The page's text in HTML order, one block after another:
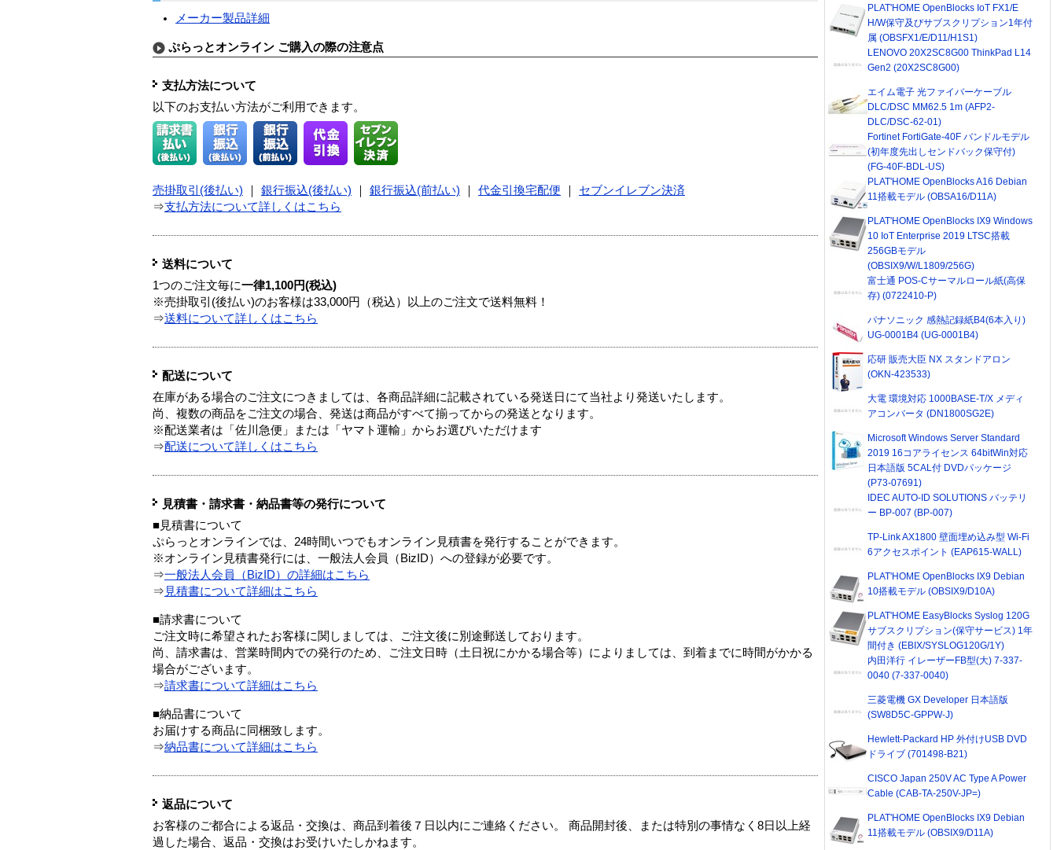
メーカー製品詳細
ぷらっとオンライン ご購入の際の注意点
支払方法について
以下のお支払い方法がご利用できます。
売掛取引(後払い) 銀行振込(後払い) 銀行振込(前払い) 代金引換宅配便
セブンイレブン決済
⇒支払方法について詳しくはこちら
送料について
1つのご注文毎に一律1,100円(税込)
※売掛取引(後払い)のお客様は33,000円（税込）以上のご注文で送料無料！
⇒送料について詳しくはこちら
配送について
在庫がある場合のご注文につきましては、各商品詳細に記載されている発送日にて当社より発送いたします。
尚、複数の商品をご注文の場合、発送は商品がすべて揃ってからの発送となります。
※配送業者は「佐川急便」または「ヤマト運輸」からお選びいただけます
⇒配送について詳しくはこちら
見積書・請求書・納品書等の発行について
■見積書について
ぷらっとオンラインでは、24時間いつでもオンライン見積書を発行することができます。
※オンライン見積書発行には、一般法人会員（BizID）への登録が必要です。
⇒一般法人会員（BizID）の詳細はこちら
⇒ 見積書について詳細はこちら
■請求書について
ご注文時に希望されたお客様に関しましては、ご注文後に別途郵送しております。
尚、請求書は、営業時間内での発行のため、ご注文日時（土日祝にかかる場合等）によりましては、到着までに時間がかかる
場合がございます。
⇒請求書について詳細はこちら
■納品書について
お届けする商品に同梱致します。
⇒納品書について詳細はこちら
返品について
お客様のご都合による返品・交換は、商品到着後７日以内にご連絡ください。 商品開封後、または特別の事情なく8日以上経
過した場合、返品・交換はお受けいたしかねます。
PLAT'HOME OpenBlocks IoT FX1/E
H/W保守及びサブスクリプション1年付
属 (OBSFX1/E/D11/H1S1)
LENOVO 20X2SC8G00 ThinkPad L14
Gen2 (20X2SC8G00)
エイム電子 光ファイバーケーブル
DLC/DSC MM62.5 1m (AFP2-
DLC/DSC-62-01)
Fortinet FortiGate-40F バンドルモデル
(初年度先出しセンドバック保守付)
(FG-40F-BDL-US)
PLAT'HOME OpenBlocks A16 Debian
11搭載モデル (OBSA16/D11A)
PLAT'HOME OpenBlocks IX9 Windows
10 IoT Enterprise 2019 LTSC搭載
256GBモデル
(OBSIX9/W/L1809/256G)
富士通 POS-Cサーマルロール紙(高保
存) (0722410-P)
パナソニック 感熱記録紙B4(6本入り)
UG-0001B4 (UG-0001B4)
応研 販売大臣 NX スタンドアロン
(OKN-423533)
大電 環境対応 1000BASE-T/X メディ
アコンバータ (DN1800SG2E)
Microsoft Windows Server Standard
2019 16コアライセンス 64bitWin対応
日本語版 5CAL付 DVDパッケージ
(P73-07691)
IDEC AUTO-ID SOLUTIONS バッテリ
ー BP-007 (BP-007)
TP-Link AX1800 壁面埋め込み型 Wi-Fi
6アクセスポイント (EAP615-WALL)
PLAT'HOME OpenBlocks IX9 Debian
10搭載モデル (OBSIX9/D10A)
PLAT'HOME EasyBlocks Syslog 120G
サブスクリプション(保守サービス) 1年
間付き (EBIX/SYSLOG120G/1Y)
内田洋行 イレーザーFB型(大) 7-337-
0040 (7-337-0040)
三菱電機 GX Developer 日本語版
(SW8D5C-GPPW-J)
Hewlett-Packard HP 外付けUSB DVD
ドライブ (701498-B21)
CISCO Japan 250V AC Type A Power
Cable (CAB-TA-250V-JP=)
PLAT'HOME OpenBlocks IX9 Debian
11搭載モデル (OBSIX9/D11A)